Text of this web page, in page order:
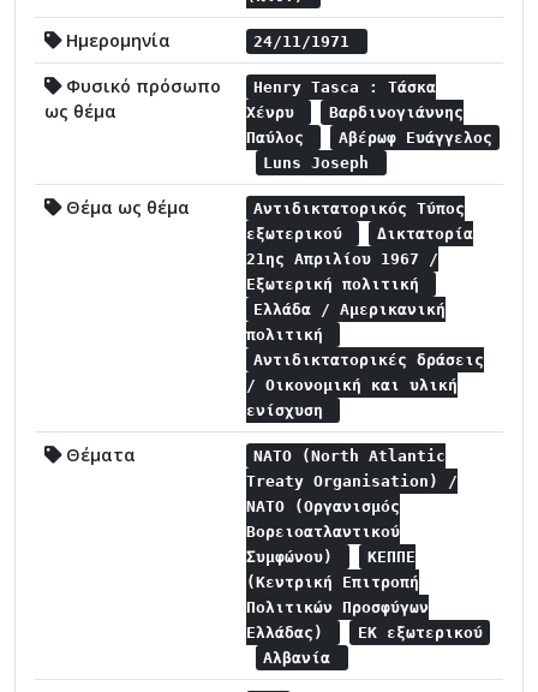
Ημερομηνία 24/11/1971
Φυσικό πρόσωπο
ως θέμα
Henry Tasca : Τάσκα
Χένρυ
Βαρδινογιάννης
Παύλος
Αβέρωφ Ευάγγελος
Luns Joseph
Θέμα ως θέμα
Αντιδικτατορικός Τύπος
εξωτερικού
Δικτατορία
21ης Απριλίου 1967 /
Εξωτερική πολιτική
Ελλάδα / Αμερικανική
πολιτική
Αντιδικτατορικές δράσεις
/ Οικονομική και υλική
ενίσχυση
Θέματα
NATO (North Atlantic
Treaty Organisation) /
NATO (Οργανισμός
Βορειοατλαντικού
Συμφώνου)
ΚΕΠΠΕ
(Κεντρική Επιτροπή
Πολιτικών Προσφύγων
Ελλάδας)
ΕΚ εξωτερικού
Αλβανία